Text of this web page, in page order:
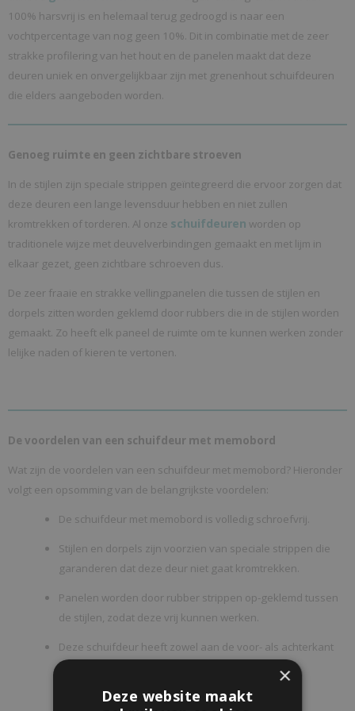
100% harsvrij is en helemaal terug gedroogd is naar een
vochtpercentage van nog geen 10%. Dit in combinatie met de zeer
strakke profilering van het hout en de panelen maakt dat deze
deuren uniek en onvergelijkbaar zijn met grenenhout schuifdeuren
die elders aangeboden worden.
Genoeg ruimte en geen zichtbare stroeven
In de stijlen zijn speciale strippen geïntegreerd die ervoor zorgen dat
deze deuren een lange levensduur hebben en niet zullen
kromtrekken of torderen. Al onze schuifdeuren worden op
traditionele wijze met deuvelverbindingen gemaakt en met lijm in
elkaar gezet, geen zichtbare schroeven dus.
De zeer fraaie en strakke vellingpanelen die tussen de stijlen en
dorpels zitten worden geklemd door rubbers die in de stijlen worden
gemaakt. Zo heeft elk paneel de ruimte om te kunnen werken zonder
lelijke naden of kieren te vertonen.
De voordelen van een schuifdeur met memobord
Wat zijn de voordelen van een schuifdeur met memobord? Hieronder
volgt een opsomming van de belangrijkste voordelen:
De schuifdeur met memobord is volledig schroefvrij.
Stijlen en dorpels zijn voorzien van speciale strippen die
garanderen dat deze deur niet gaat kromtrekken.
Panelen worden door rubber strippen op-geklemd tussen
de stijlen, zodat deze vrij kunnen werken.
Deze schuifdeur heeft zowel aan de voor- als achterkant
de mogelijkheid om een schoormotief in te maken
×
Deze website maakt